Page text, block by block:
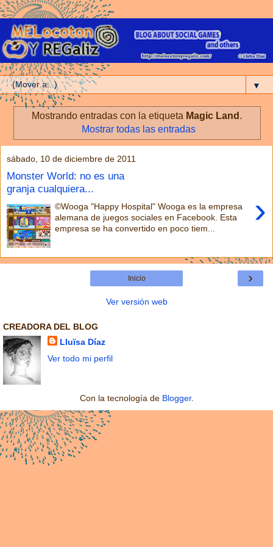
▼
Mostrando entradas con la etiqueta Magic Land .
Mostrar todas las entradas
sábado, 10 de diciembre de 2011
Monster World: no es una
granja cualquiera...
›
©Wooga "Happy Hospital" Wooga es la empresa
alemana de juegos sociales en Facebook. Esta
empresa se ha convertido en poco tiem...
›
Inicio
Ver versión web
CREADORA DEL BLOG
Lluïsa Díaz
Ver todo mi perfil
Con la tecnología de Blogger.